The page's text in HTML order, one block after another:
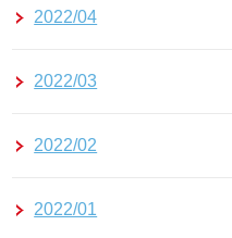
2022/04
2022/03
2022/02
2022/01